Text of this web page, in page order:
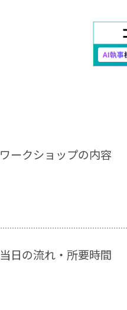
ワークショップの内容
当日の流れ・所要時間